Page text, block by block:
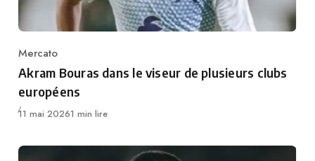
Category
Mercato
Akram Bouras dans le viseur de plusieurs clubs
européens
Publié
11 mai 20261 min lire